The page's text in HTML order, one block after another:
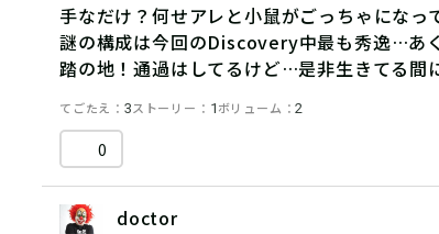
手なだけ？何せアレと小鼠がごっちゃにな
謎の構成は今回のDiscovery中最も秀逸…あ
踏の地！通過はしてるけど…是非生きてる間
てごたえ 3 ストーリー 1 ボリューム 2
0
doctor